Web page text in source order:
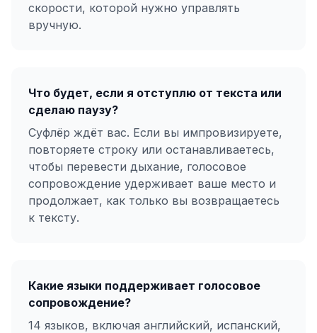
скорости, которой нужно управлять
вручную.
Что будет, если я отступлю от текста или
сделаю паузу?
Суфлёр ждёт вас. Если вы импровизируете,
повторяете строку или останавливаетесь,
чтобы перевести дыхание, голосовое
сопровождение удерживает ваше место и
продолжает, как только вы возвращаетесь
к тексту.
Какие языки поддерживает голосовое
сопровождение?
14 языков, включая английский, испанский,